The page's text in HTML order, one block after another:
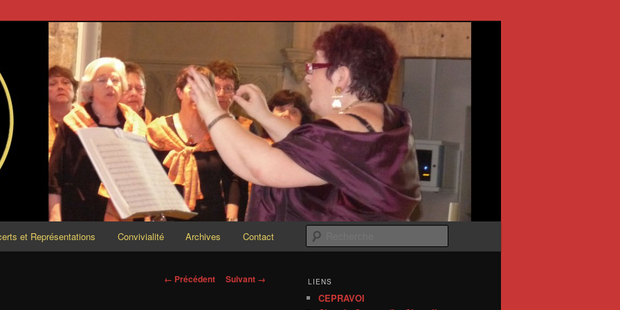
et Représentations Convivialité Archives Contact
Navigation
← Précédent Suivant → LIENS
CEPRAVOI